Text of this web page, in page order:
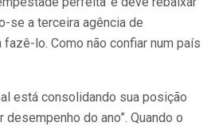
se a terceira agência de
lo. Como não confiar num país
está consolidando sua posição
do ano”. Quando o